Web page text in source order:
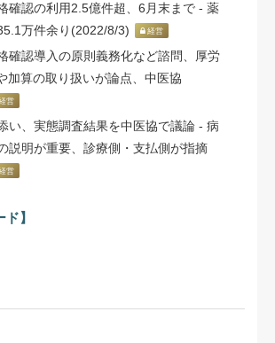
確認の利用2.5億件超、6月末まで - 薬
万件余り(2022/8/3)
経営
確認導入の原則義務化など諮問、厚労
加算の取り扱いが論点、中医協
営
い、実態調査結果を中医協で議論 - 病
説明が重要、診療側・支払側が指摘
営
】